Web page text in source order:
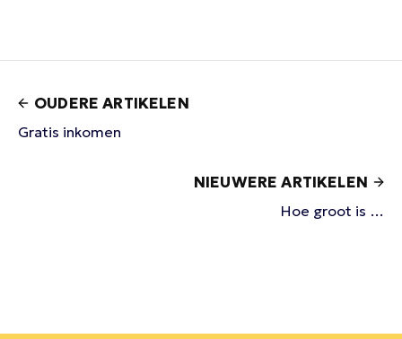
OUDERE ARTIKELEN
Gratis inkomen
NIEUWERE ARTIKELEN
Hoe groot is …